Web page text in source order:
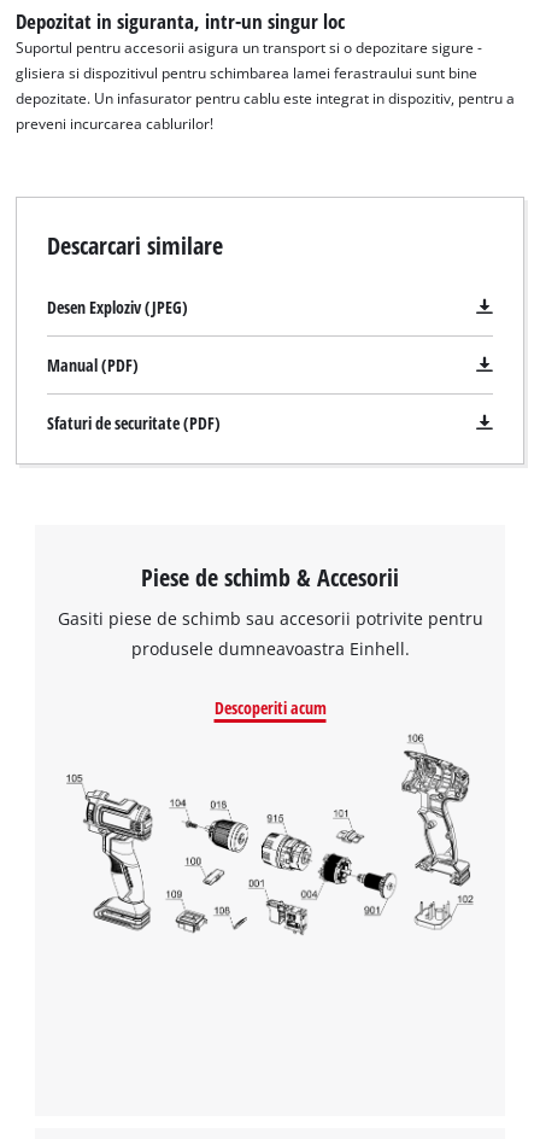
Depozitat in siguranta, intr-un singur loc
Suportul pentru accesorii asigura un transport si o depozitare sigure -
glisiera si dispozitivul pentru schimbarea lamei ferastraului sunt bine
depozitate. Un infasurator pentru cablu este integrat in dispozitiv, pentru a
preveni incurcarea cablurilor!
Descarcari similare
Desen Exploziv (JPEG)
Manual (PDF)
Sfaturi de securitate (PDF)
Piese de schimb & Accesorii
Gasiti piese de schimb sau accesorii potrivite pentru
produsele dumneavoastra Einhell.
Descoperiti acum